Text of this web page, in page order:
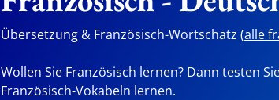
Übersetzung & Französisch-Wortschatz (alle
Wollen Sie Französisch lernen? Dann testen
Französisch-Vokabeln lernen.